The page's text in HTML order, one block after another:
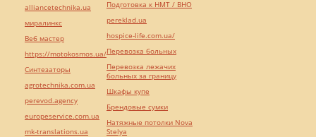
alliancetechnika.ua
миралинкс
Веб мастер
https://motokosmos.ua/
Синтезаторы
agrotechnika.com.ua
perevod.agency
europeservice.com.ua
mk-translations.ua
Подготовка к НМТ / ВНО
pereklad.ua
hospice-life.com.ua/
Перевозка больных
Перевозка лежачих
больных за границу
Шкафы купе
Брендовые сумки
Натяжные потолки Nova
Stelya